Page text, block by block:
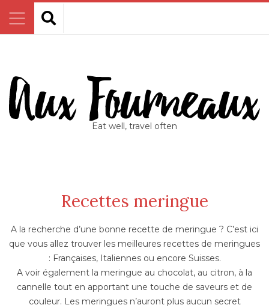
Eat well, travel often
Recettes meringue
A la recherche d’une bonne recette de meringue ? C’est ici
que vous allez trouver les meilleures recettes de meringues
: Françaises, Italiennes ou encore Suisses.
A voir également la meringue au chocolat, au citron, à la
cannelle tout en apportant une touche de saveurs et de
couleur. Les meringues n’auront plus aucun secret